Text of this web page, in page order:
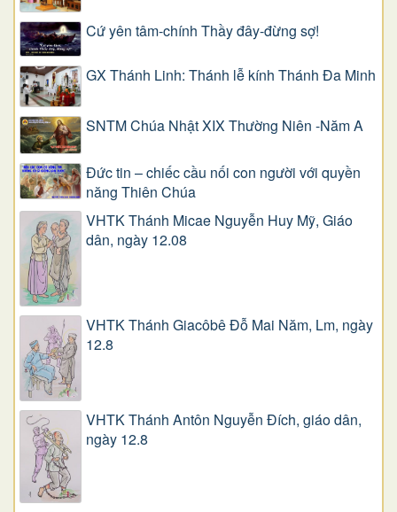
Cứ yên tâm-chính Thầy đây-đừng sợ!
GX Thánh Linh: Thánh lễ kính Thánh Đa Minh
SNTM Chúa Nhật XIX Thường Niên -Năm A
Đức tin – chiếc cầu nối con người với quyền
năng Thiên Chúa
VHTK Thánh Micae Nguyễn Huy Mỹ, Giáo
dân, ngày 12.08
VHTK Thánh Giacôbê Ðỗ Mai Năm, Lm, ngày
12.8
VHTK Thánh Antôn Nguyễn Ðích, giáo dân,
ngày 12.8